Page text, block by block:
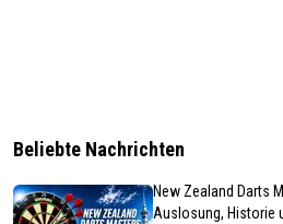
Beliebte Nachrichten
New Zealand Darts
Auslosung, Historie